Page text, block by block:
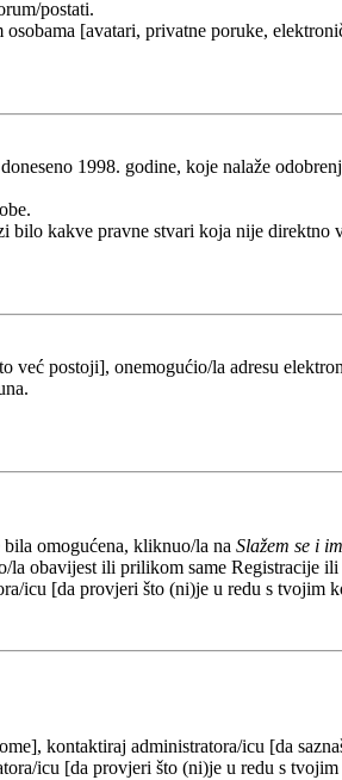
postati.
[avatari, privatne poruke,
1998. godine, koje nalaže
kakve pravne stvari koja nije direktno
postoji], onemogućio/la adresu
omogućena, kliknuo/la na Slažem se i
obavijest ili prilikom same Registracije
icu [da provjeri što (ni)je u redu s tvojim
kontaktiraj administratora/icu [da
icu [da provjeri što (ni)je u redu s